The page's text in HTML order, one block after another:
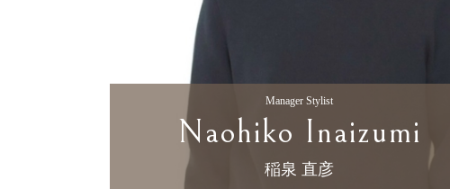
Manager Stylist
Naohiko Inaizumi
稲泉 直彦